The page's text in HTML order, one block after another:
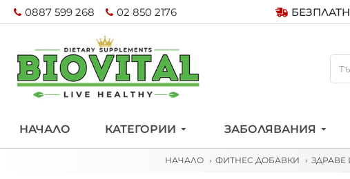
0887 599 268 02 850 2176
НАЧАЛО КАТЕГОРИИ ЗАБОЛЯВАНИЯ
НАЧАЛО ФИТНЕС ДОБАВКИ